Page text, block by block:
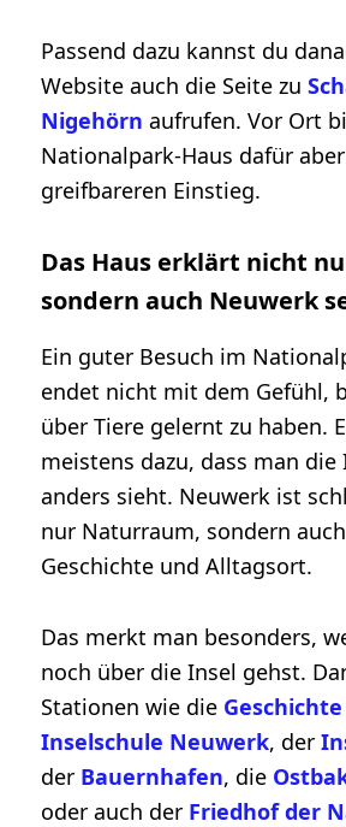
Passend dazu kannst du
Website auch die Seite zu
Nigehörn aufrufen. Vor Ort
Nationalpark-Haus dafür
greifbareren Einstieg.
Das Haus erklärt nicht
sondern auch Neuwerk
Ein guter Besuch im
endet nicht mit dem Gefühl,
über Tiere gelernt zu haben.
meistens dazu, dass man die
anders sieht. Neuwerk ist
nur Naturraum, sondern
Geschichte und Alltagsort.
Das merkt man besonders,
noch über die Insel gehst.
Stationen wie die
Inselschule Neuwerk, der
der Bauernhafen, die
oder auch der Friedhof der